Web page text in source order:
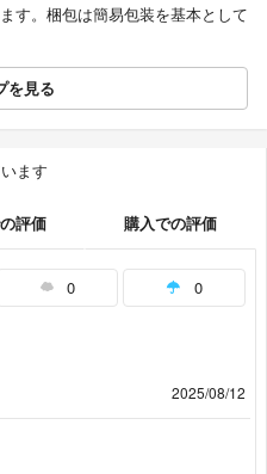
す。梱包は簡易包装を基本として
を見る
ます
評価 購入での評価
0 0
2025/08/12